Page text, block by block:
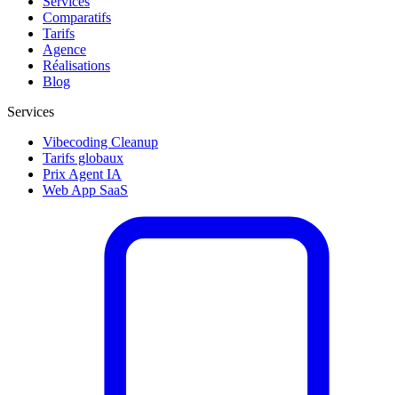
Comparatifs
Tarifs
Agence
Réalisations
Blog
Services
Vibecoding Cleanup
Tarifs globaux
Prix Agent IA
Web App SaaS